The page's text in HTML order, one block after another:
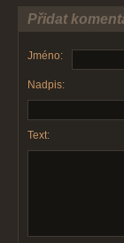
Přidat
Jméno:
Nadpis:
Text: